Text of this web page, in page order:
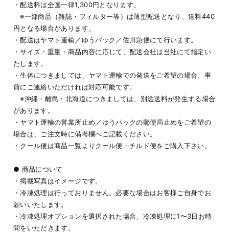
・配送料は全国一律1,300円となります。
※一部商品（雑誌・フィルター等）は薄型配送となり、送料440
円となる場合があります。
・配送はヤマト運輸／ゆうパック／佐川急便にて行います。
・サイズ・重量・商品内容に応じて、配送会社は当社にて指定い
たします。
・生体につきましては、ヤマト運輸での発送をご希望の場合、事
前にご連絡いただければ対応可能です。
※沖縄・離島・北海道につきましては、別途送料が発生する場合
があります。
・ヤマト運輸の営業所止め／ゆうパックの郵便局止めをご希望の
場合は、ご注文時に備考欄へご記載ください。
・クール便は商品一覧よりクール便・チルド便をご購入下さい。
● 商品について
・掲載写真はイメージです。
・冷凍処理は行っておりません。必要な場合はお客様ご自身でお
願いいたします。
・冷凍処理オプションを選択された場合、冷凍処理に1〜3日お時
間をいただきます。